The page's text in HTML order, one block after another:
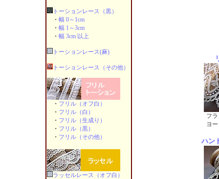
トーションレース（黒）
・ 幅 0～1cm
・ 幅 1～3cm
・ 幅 3cm 以上
トーションレース(麻)
トーションレース（その他）
・ フリル（オフ白）
・ フリル（白）
・ フリル（生成り）
・ フリル（黒）
・ フリル（その他）
ラッセルレース（オフ白）
フ
ヨ
ハン